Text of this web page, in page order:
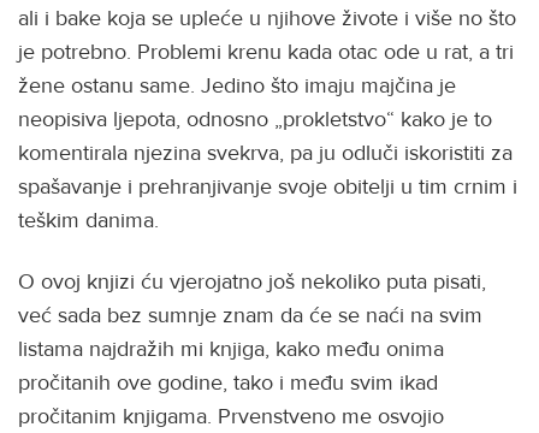
ali i bake koja se upleće u njihove živote i više no što
je potrebno. Problemi krenu kada otac ode u rat, a tri
žene ostanu same. Jedino što imaju majčina je
neopisiva ljepota, odnosno „prokletstvo“ kako je to
komentirala njezina svekrva, pa ju odluči iskoristiti za
spašavanje i prehranjivanje svoje obitelji u tim crnim i
teškim danima.
O ovoj knjizi ću vjerojatno još nekoliko puta pisati,
već sada bez sumnje znam da će se naći na svim
listama najdražih mi knjiga, kako među onima
pročitanih ove godine, tako i među svim ikad
pročitanim knjigama. Prvenstveno me osvojio